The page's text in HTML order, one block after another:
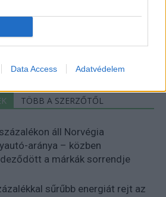
Data Access Adatvédelem
Kovács Kata
autókat és a modern technológiát!
TÖBB A SZERZŐTŐL
áll Norvégia
aránya – közben
a márkák sorrendje
sűrűbb energiát rejt az